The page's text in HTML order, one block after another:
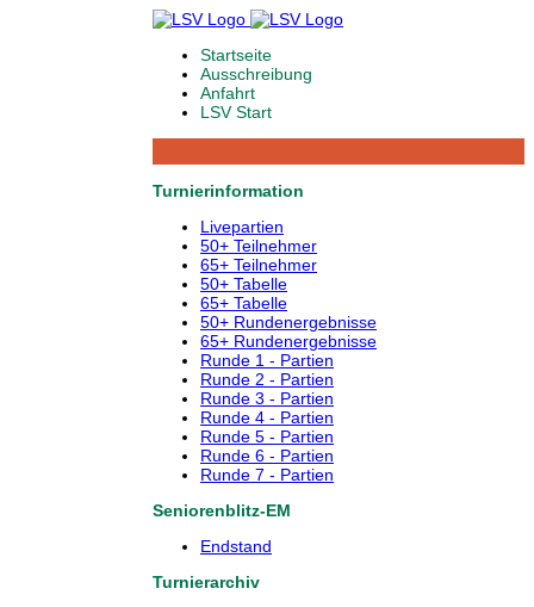
Startseite
Ausschreibung
Anfahrt
LSV Start
Turnierinformation
Livepartien
50+ Teilnehmer
65+ Teilnehmer
50+ Tabelle
65+ Tabelle
50+ Rundenergebnisse
65+ Rundenergebnisse
Runde 1 - Partien
Runde 2 - Partien
Runde 3 - Partien
Runde 4 - Partien
Runde 5 - Partien
Runde 6 - Partien
Runde 7 - Partien
Seniorenblitz-EM
Endstand
Turnierarchiv